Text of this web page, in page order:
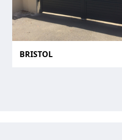
BRISTOL